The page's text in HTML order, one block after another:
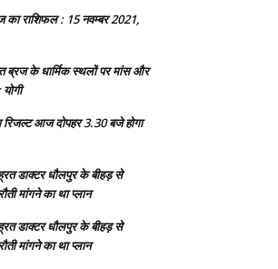
राशिफल : 15 नवम्बर 2021,
ब्रज के धार्मिक स्थलों पर मांस और
रिजल्ट आज दोपहर 3.30 बजे होगा
डाक्टर धौलपुर के बीहड़ से
मांगने का था प्लान
डाक्टर धौलपुर के बीहड़ से
मांगने का था प्लान